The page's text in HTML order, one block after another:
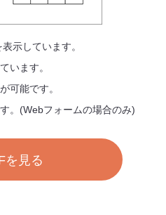
示しています。
います。
可能です。
。(Webフォームの場合のみ)
を見る